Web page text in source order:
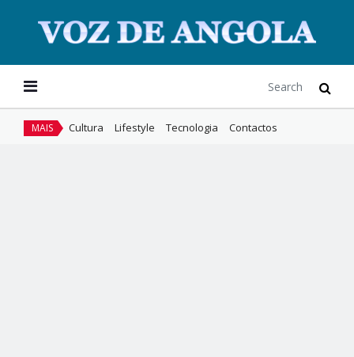
MAIS Cultura Lifestyle Tecnologia Contactos